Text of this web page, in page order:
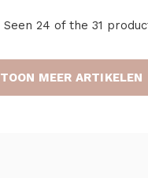
Seen 24 of the 31
TOON MEER ARTIKELEN